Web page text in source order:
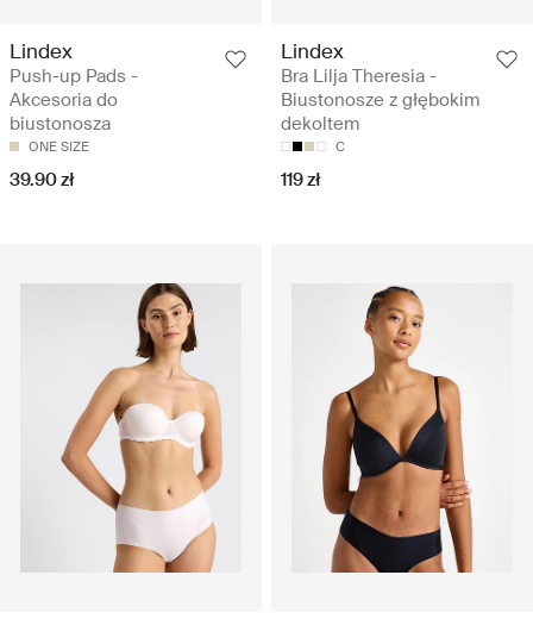
Lindex
Push-up Pads -
Akcesoria do
biustonosza
ONE SIZE
39.90 zł
Lindex
Bra Lilja Theresia -
Biustonosze z głębokim
dekoltem
C
119 zł